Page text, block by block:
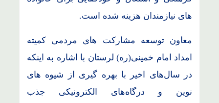
های نیازمندان هزینه شده است.
معاون توسعه مشارکت های مردمی کمیته
امداد امام خمینی(ره) لرستان با اشاره به اینکه
در سال‌های اخیر با بهره گیری از شیوه های
نوین و درگاه‌های الکترونیکی جذب